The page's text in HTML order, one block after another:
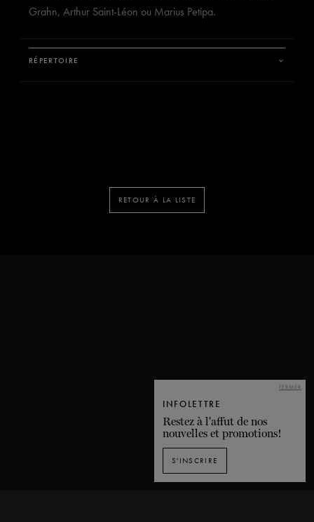
Grahn, Arthur Saint-Léon ou Marius Petipa.
RÉPERTOIRE
RETOUR À LA LISTE
INFOLETTRE
Restez à l'affut de nos
nouvelles et promotions!
S'INSCRIRE
FERMER